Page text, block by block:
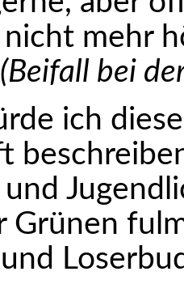
mehr
(Beifall bei
ich
Grünen